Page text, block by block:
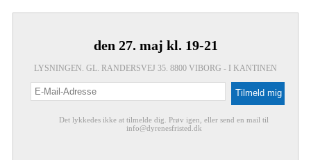
den 27. maj kl. 19-21
LYSNINGEN. GL. RANDERSVEJ 35. 8800 VIBORG - I KANTINEN
Det lykkedes ikke at tilmelde dig. Prøv igen, eller send en mail til
info@dyrenesfristed.dk